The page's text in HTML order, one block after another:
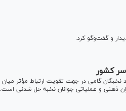
نخبگان گامی در جهت تقویت ارتباط مؤثر میان
ذهنی و عملیاتی جوانان نخبه حل شدنی است.